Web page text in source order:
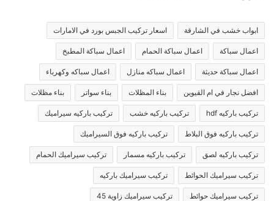
ابواب خشب في الشارقة اسعار تركيب الجبس بورد في الامارات
اعمال سباكة اعمال سباكة الحمام اعمال سباكة المطبخ
اعمال سباكة حديثة اعمال سباكه منازل اعمال سباكه وكهرباء
افضل نجار في ام القيوين بناء المظلات بناء سواتر بناء مظلات
تركيب باركيه hdf تركيب باركيه خشب تركيب باركيه سيراميك
تركيب باركيه فوق البلاط تركيب باركيه فوق السيراميك
تركيب باركيه لصق تركيب باركيه مسمار تركيب سيراميك الحمام
تركيب سيراميك الحوائط تركيب سيراميك باركيه
تركيب سيراميك حوائط تركيب سيراميك زاوية 45